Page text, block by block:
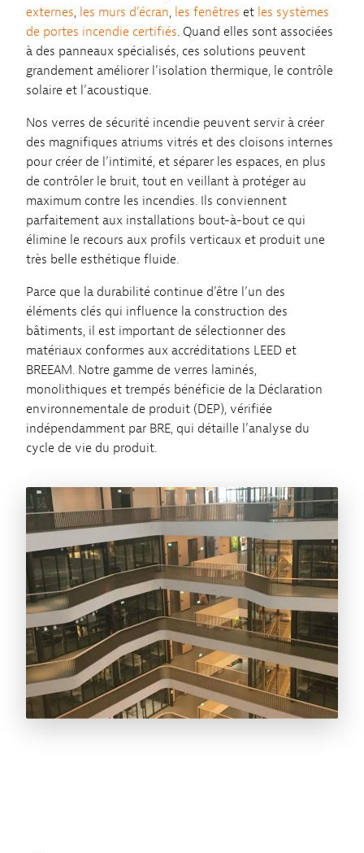
externes, les murs d’écran, les fenêtres et les systèmes
de portes incendie certifiés. Quand elles sont associées
à des panneaux spécialisés, ces solutions peuvent
grandement améliorer l’isolation thermique, le contrôle
solaire et l’acoustique.
Nos verres de sécurité incendie peuvent servir à créer
des magnifiques atriums vitrés et des cloisons internes
pour créer de l’intimité, et séparer les espaces, en plus
de contrôler le bruit, tout en veillant à protéger au
maximum contre les incendies. Ils conviennent
parfaitement aux installations bout-à-bout ce qui
élimine le recours aux profils verticaux et produit une
très belle esthétique fluide.
Parce que la durabilité continue d’être l’un des
éléments clés qui influence la construction des
bâtiments, il est important de sélectionner des
matériaux conformes aux accréditations LEED et
BREEAM. Notre gamme de verres laminés,
monolithiques et trempés bénéficie de la Déclaration
environnementale de produit (DEP), vérifiée
indépendamment par BRE, qui détaille l’analyse du
cycle de vie du produit.